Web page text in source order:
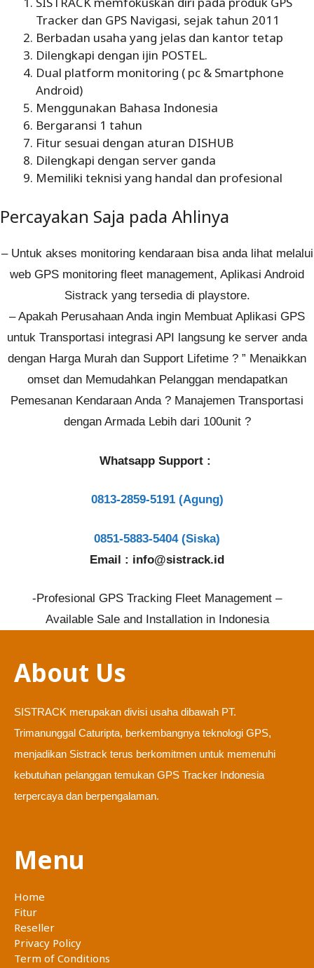
Tracker dan GPS Navigasi, sejak tahun 2011
Berbadan usaha yang jelas dan kantor tetap
Dilengkapi dengan ijin POSTEL.
Dual platform monitoring ( pc & Smartphone
Android)
Menggunakan Bahasa Indonesia
Bergaransi 1 tahun
Fitur sesuai dengan aturan DISHUB
Dilengkapi dengan server ganda
Memiliki teknisi yang handal dan profesional
Percayakan Saja pada Ahlinya
– Untuk akses monitoring kendaraan bisa anda lihat melalui
web GPS monitoring fleet management, Aplikasi Android
Sistrack yang tersedia di playstore.
– Apakah Perusahaan Anda ingin Membuat Aplikasi GPS
untuk Transportasi integrasi API langsung ke server anda
dengan Harga Murah dan Support Lifetime ? ” Menaikkan
omset dan Memudahkan Pelanggan mendapatkan
Pemesanan Kendaraan Anda ? Manajemen Transportasi
dengan Armada Lebih dari 100unit ?
Whatsapp Support :
0813-2859-5191 (Agung)
0851-5883-5404 (Siska)
Email : info@sistrack.id
-Profesional GPS Tracking Fleet Management –
Available Sale and Installation in Indonesia
About Us
SISTRACK merupakan divisi usaha dibawah PT.
Trimanunggal Caturipta, berkembangnya teknologi GPS,
menjadikan Sistrack terus berkomitmen untuk memenuhi
kebutuhan pelanggan temukan GPS Tracker Indonesia
terpercaya dan berpengalaman.
Menu
Home
Fitur
Reseller
Privacy Policy
Term of Conditions